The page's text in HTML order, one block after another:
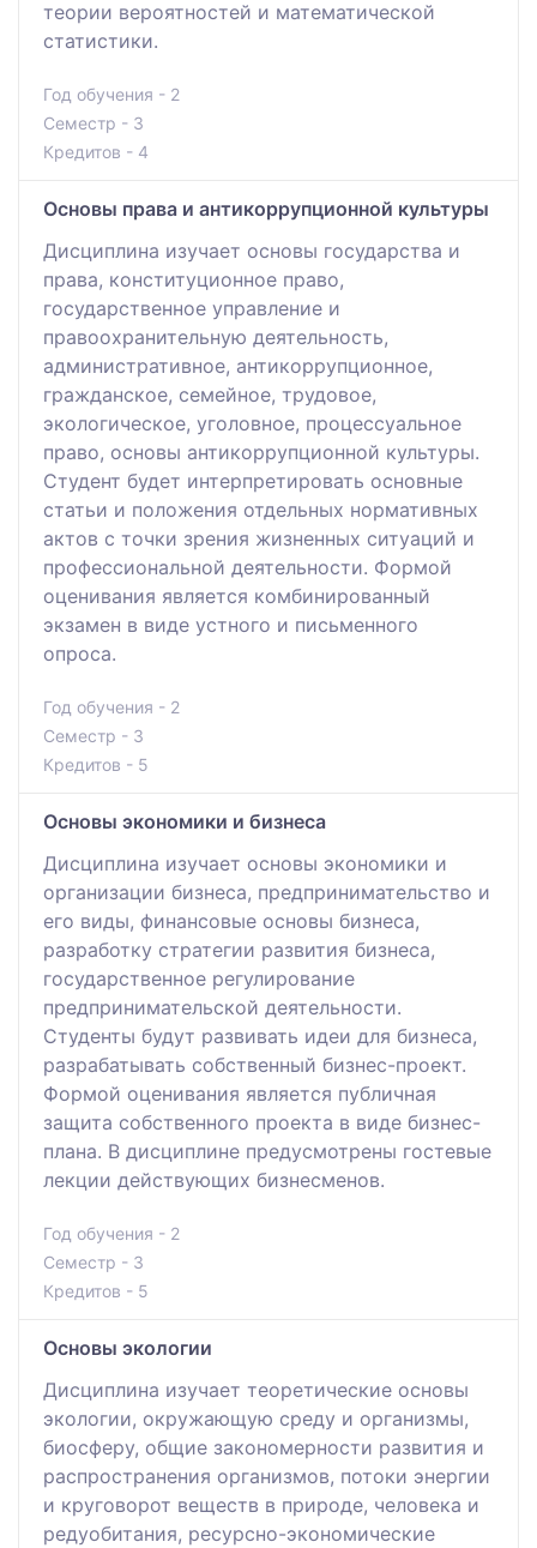
теории вероятностей и математической
статистики.
Год обучения - 2
Семестр - 3
Кредитов - 4
Основы права и антикоррупционной культуры
Дисциплина изучает основы государства и
права, конституционное право,
государственное управление и
правоохранительную деятельность,
административное, антикоррупционное,
гражданское, семейное, трудовое,
экологическое, уголовное, процессуальное
право, основы антикоррупционной культуры.
Студент будет интерпретировать основные
статьи и положения отдельных нормативных
актов с точки зрения жизненных ситуаций и
профессиональной деятельности. Формой
оценивания является комбинированный
экзамен в виде устного и письменного
опроса.
Год обучения - 2
Семестр - 3
Кредитов - 5
Основы экономики и бизнеса
Дисциплина изучает основы экономики и
организации бизнеса, предпринимательство и
его виды, финансовые основы бизнеса,
разработку стратегии развития бизнеса,
государственное регулирование
предпринимательской деятельности.
Студенты будут развивать идеи для бизнеса,
разрабатывать собственный бизнес-проект.
Формой оценивания является публичная
защита собственного проекта в виде бизнес-
плана. В дисциплине предусмотрены гостевые
лекции действующих бизнесменов.
Год обучения - 2
Семестр - 3
Кредитов - 5
Основы экологии
Дисциплина изучает теоретические основы
экологии, окружающую среду и организмы,
биосферу, общие закономерности развития и
распространения организмов, потоки энергии
и круговорот веществ в природе, человека и
редуобитания, ресурсно-экономические